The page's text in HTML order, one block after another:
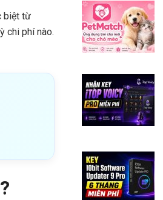
biệt từ
chi phí nào.